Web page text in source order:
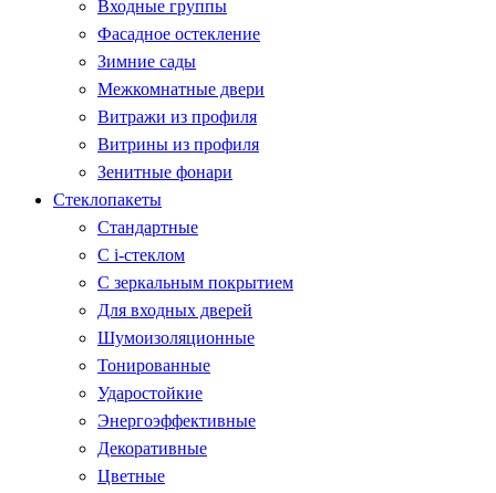
Входные группы
Фасадное остекление
Зимние сады
Межкомнатные двери
Витражи из профиля
Витрины из профиля
Зенитные фонари
Стеклопакеты
Стандартные
С i-стеклом
С зеркальным покрытием
Для входных дверей
Шумоизоляционные
Тонированные
Ударостойкие
Энергоэффективные
Декоративные
Цветные